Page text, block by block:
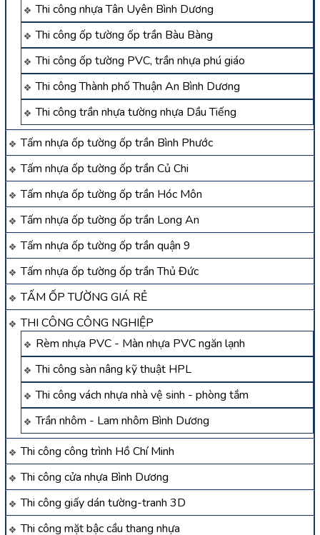
Thi công nhựa Tân Uyên Bình Dương
Thi công ốp tường ốp trần Bàu Bàng
Thi công ốp tường PVC, trần nhựa phú giáo
Thi công Thành phố Thuận An Bình Dương
Thi công trần nhựa tường nhựa Dầu Tiếng
Tấm nhựa ốp tường ốp trần Bình Phước
Tấm nhựa ốp tường ốp trần Củ Chi
Tấm nhựa ốp tường ốp trần Hóc Môn
Tấm nhựa ốp tường ốp trần Long An
Tấm nhựa ốp tường ốp trần quận 9
Tấm nhựa ốp tường ốp trần Thủ Đức
TẤM ỐP TƯỜNG GIÁ RẺ
THI CÔNG CÔNG NGHIỆP
Rèm nhựa PVC - Màn nhựa PVC ngăn lạnh
Thi công sàn nâng kỹ thuật HPL
Thi công vách nhựa nhà vệ sinh - phòng tắm
Trần nhôm - Lam nhôm Bình Dương
Thi công công trình Hồ Chí Minh
Thi công cửa nhựa Bình Dương
Thi công giấy dán tường-tranh 3D
Thi công mặt bậc cầu thang nhựa